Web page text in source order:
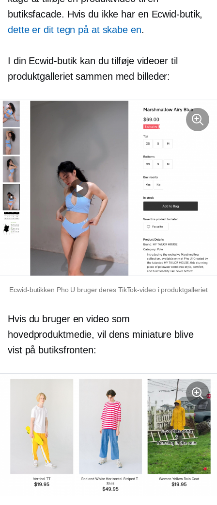
butiksfacade. Hvis du ikke har en Ecwid-butik,
dette er dit tegn på at skabe en.
I din Ecwid-butik kan du tilføje videoer til
produktgalleriet sammen med billeder:
Ecwid-butikken Pho U bruger deres TikTok-video i produktgalleriet
Hvis du bruger en video som
hovedproduktmedie, vil dens miniature blive
vist på butiksfronten: